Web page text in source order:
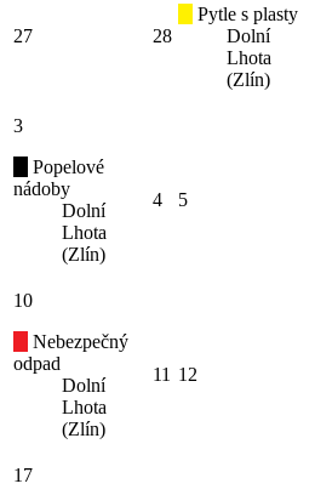
27 28
Pytle s plasty
Dolní
Lhota
(Zlín)
3
Popelové
nádoby
Dolní
Lhota
(Zlín)
4 5
10
Nebezpečný
odpad
Dolní
Lhota
(Zlín)
11 12
17